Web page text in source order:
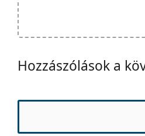
Hozzászólások a